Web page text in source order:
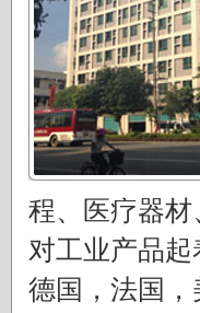
程、医疗器
对工业产品
德国，法国